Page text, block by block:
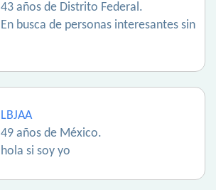
43 años de Distrito Federal.
En busca de personas interesantes sin
LBJAA
49 años de México.
hola si soy yo